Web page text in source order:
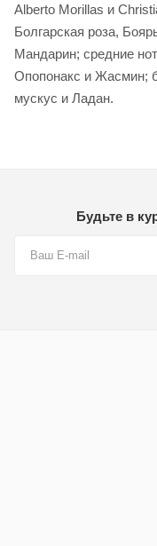
Alberto Morillas и
Болгарская роза,
Мандарин; средние
Опопонакс и Жасмин;
мускус и Ладан.
Будьте в